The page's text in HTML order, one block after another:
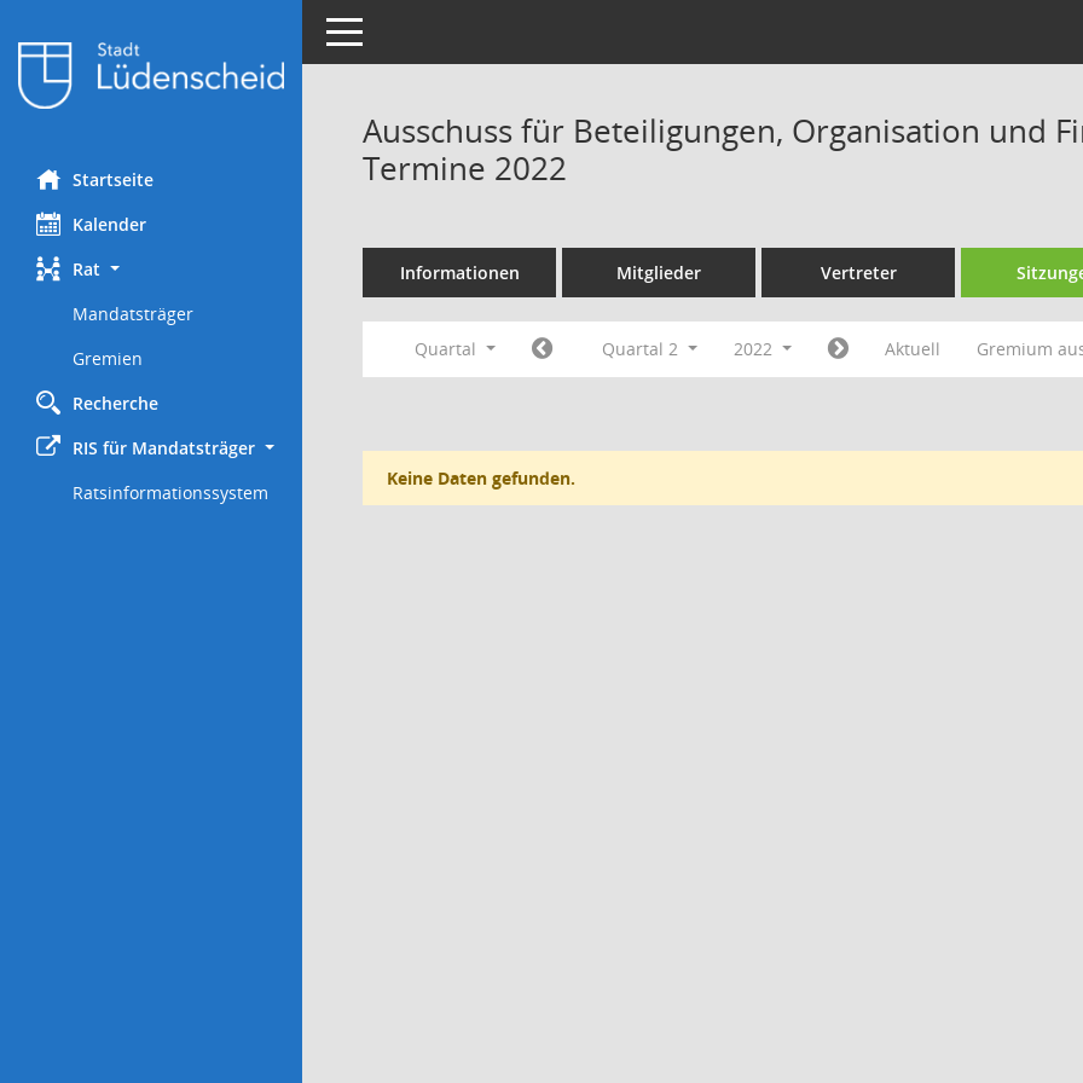
Startseite
Kalender
Rat
Mandatsträger
Gremien
Recherche
RIS für Mandatsträger
Ratsinformationssystem
Toggle navigation
Ausschuss für Beteiligungen, Organisation und
Termine 2022
Informationen Mitglieder Vertreter
Quartal Quartal 2 2022 Aktuell Gremium
Keine Daten gefunden.